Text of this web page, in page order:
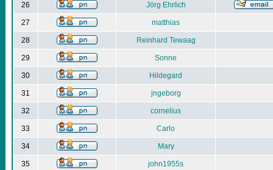
26 Jörg Ehrlich
27 matthias
28 Reinhard Tewaag
29 Sonne
30 Hildegard
31 jngeborg
32 cornelius
33 Carlo
34 Mary
35 john1955s